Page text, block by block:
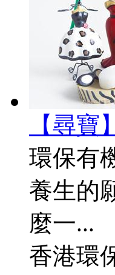
【尋
環保有
養生的
麼一...
香港環